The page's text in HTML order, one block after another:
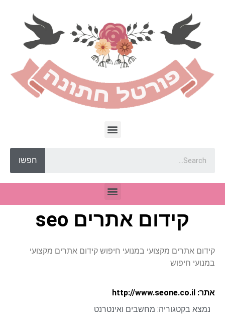
חפשו
קידום אתרים seo
קידום אתרים מקצועי במנועי חיפוש קידום אתרים מקצועי
במנועי חיפוש
אתר: http://www.seone.co.il
נמצא בקטגוריה: מחשבים ואינטרנט